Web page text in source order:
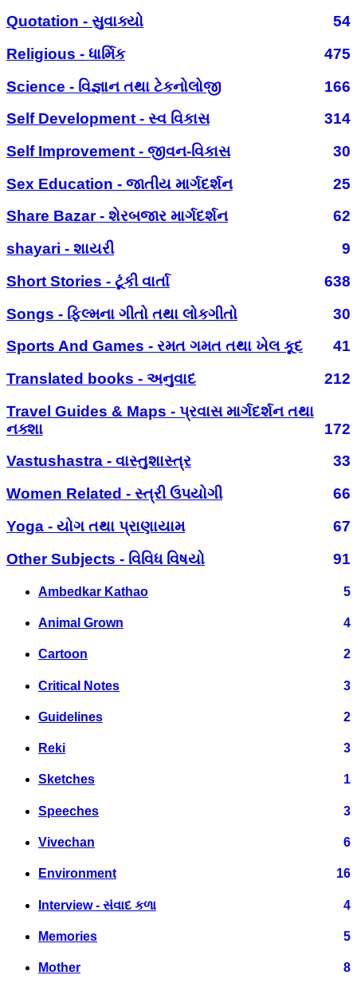
Quotation - સુવાક્યો
54
Religious - ધાર્મિક
475
Science - વિજ્ઞાન તથા ટેકનોલોજી
166
Self Development - સ્વ વિકાસ
314
Self Improvement - જીવન-વિકાસ
30
Sex Education - જાતીય માર્ગદર્શન
25
Share Bazar - શેરબજાર માર્ગદર્શન
62
shayari - શાયરી
9
Short Stories - ટૂંકી વાર્તા
638
Songs - ફિલ્મના ગીતો તથા લોકગીતો
30
Sports And Games - રમત ગમત તથા ખેલ કૂદ
41
Translated books - અનુવાદ
212
Travel Guides & Maps - પ્રવાસ માર્ગદર્શન તથા
નક્શા
172
Vastushastra - વાસ્તુશાસ્ત્ર
33
Women Related - સ્ત્રી ઉપયોગી
66
Yoga - યોગ તથા પ્રાણાયામ
67
Other Subjects - વિવિધ વિષયો
91
Ambedkar Kathao 5
Animal Grown 4
Cartoon 2
Critical Notes 3
Guidelines 2
Reki 3
Sketches 1
Speeches 3
Vivechan 6
Environment 16
Interview - સંવાદ કળા 4
Memories 5
Mother 8